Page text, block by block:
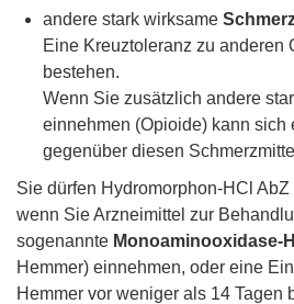
andere stark wirksame
Eine Kreuztoleranz zu anderen
bestehen.
Wenn Sie zusätzlich andere
einnehmen (Opioide) kann sich
gegenüber diesen
Sie dürfen Hydromorphon-HCl
wenn Sie Arzneimittel zur
sogenannte Monoaminooxidase-
Hemmer) einnehmen, oder eine
Hemmer vor weniger als 14 Tagen